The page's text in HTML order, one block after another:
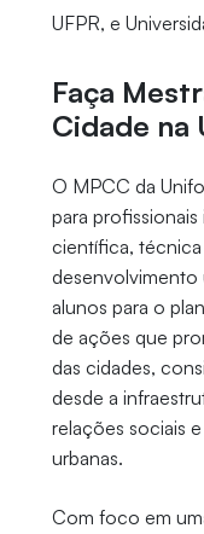
UFPR, e
Faça
Cidade na
O MPCC da
para
científica,
alunos para o
de ações que
das cidades,
desde a
relações sociais
urbanas.
Com foco em